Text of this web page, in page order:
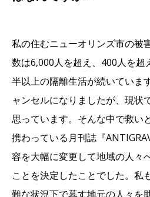
私の住むニューオリンズ市の被
数は6,000人を超え、400人を超
半以上の隔離生活が続いていま
ャンセルになりましたが、現状
思っています。そんな中で救い
携わっている月刊誌『
容を大幅に変更して地域の人々
ことを決定したことでした。私
難な状況下で暮す地元の人々を